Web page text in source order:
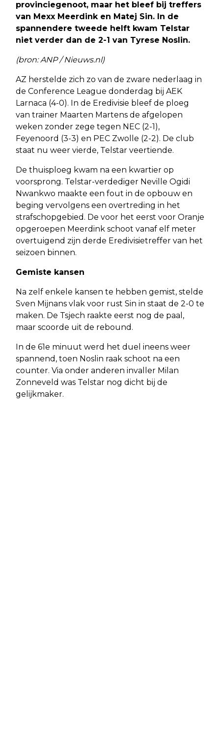
provinciegenoot, maar het bleef bij treffers
van Mexx Meerdink en Matej Sin. In de
spannendere tweede helft kwam Telstar
niet verder dan de 2-1 van Tyrese Noslin.
(bron: ANP / Nieuws.nl)
AZ herstelde zich zo van de zware nederlaag in
de Conference League donderdag bij AEK
Larnaca (4-0). In de Eredivisie bleef de ploeg
van trainer Maarten Martens de afgelopen
weken zonder zege tegen NEC (2-1),
Feyenoord (3-3) en PEC Zwolle (2-2). De club
staat nu weer vierde, Telstar veertiende.
De thuisploeg kwam na een kwartier op
voorsprong. Telstar-verdediger Neville Ogidi
Nwankwo maakte een fout in de opbouw en
beging vervolgens een overtreding in het
strafschopgebied. De voor het eerst voor Oranje
opgeroepen Meerdink schoot vanaf elf meter
overtuigend zijn derde Eredivisietreffer van het
seizoen binnen.
Gemiste kansen
Na zelf enkele kansen te hebben gemist, stelde
Sven Mijnans vlak voor rust Sin in staat de 2-0 te
maken. De Tsjech raakte eerst nog de paal,
maar scoorde uit de rebound.
In de 61e minuut werd het duel ineens weer
spannend, toen Noslin raak schoot na een
counter. Via onder anderen invaller Milan
Zonneveld was Telstar nog dicht bij de
gelijkmaker.